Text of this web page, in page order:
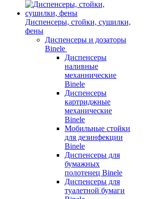
Диспенсеры, стойки, сушилки,
фены
Диспенсеры и дозаторы
Binele
Диспенсеры
наливные
механнические
Binele
Диспенсеры
картриджные
механические
Binele
Мобильные стойки
для дезинфекции
Binele
Диспенсеры для
бумажных
полотенец Binele
Диспенсеры для
туалетной бумаги